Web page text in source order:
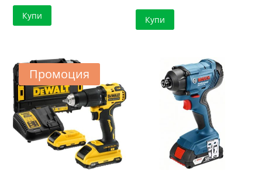
Купи
282.44 лв..
Купи
Промоция